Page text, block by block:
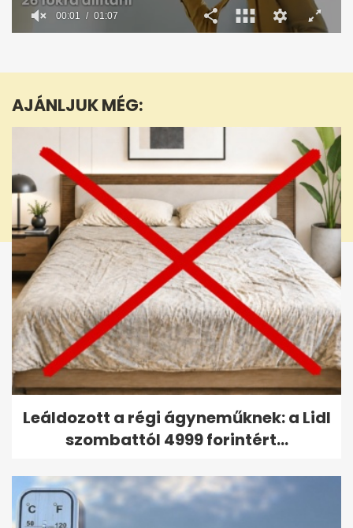
1
7
seconds
00:02 01:07
AJÁNLJUK MÉG:
Leáldozott a régi ágyneműknek: a Lidl
szombattól 4999 forintért...